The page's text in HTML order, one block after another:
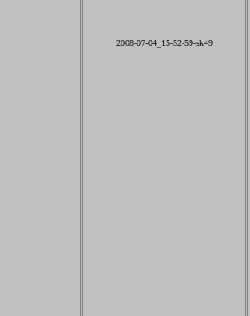
2008-07-04_15-52-59-sk49